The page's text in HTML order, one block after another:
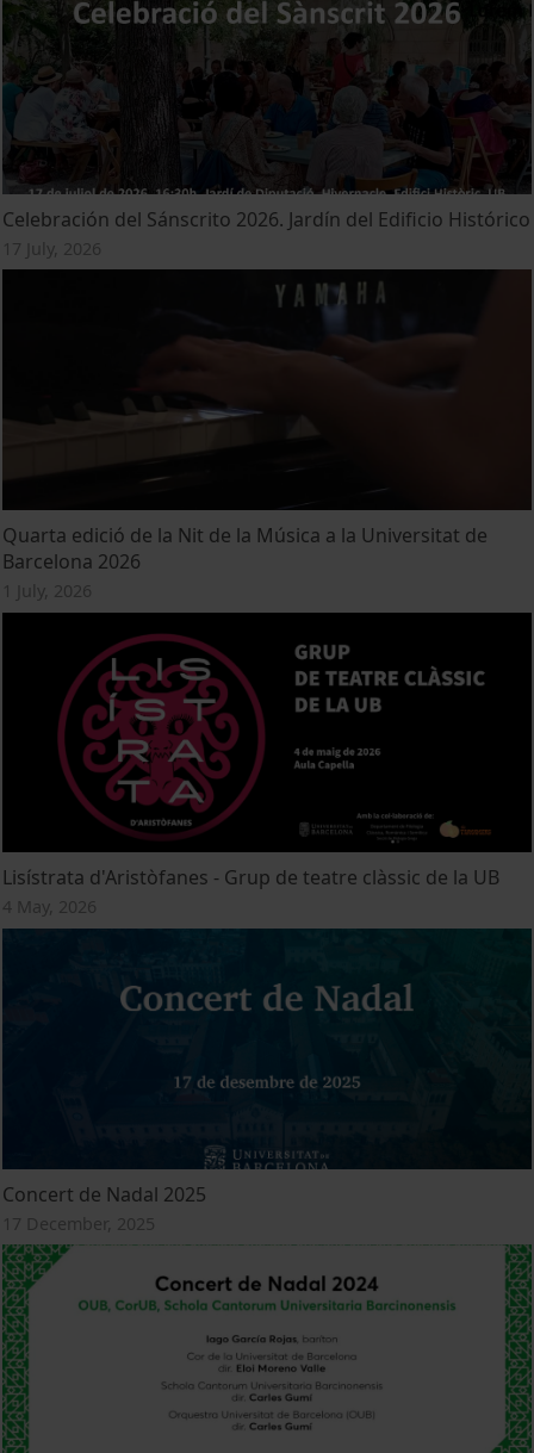
Celebración del Sánscrito 2026. Jardín del Edificio Histórico
17 July, 2026
Quarta edició de la Nit de la Música a la Universitat de
Barcelona 2026
1 July, 2026
Lisístrata d'Aristòfanes - Grup de teatre clàssic de la UB
4 May, 2026
Concert de Nadal 2025
17 December, 2025